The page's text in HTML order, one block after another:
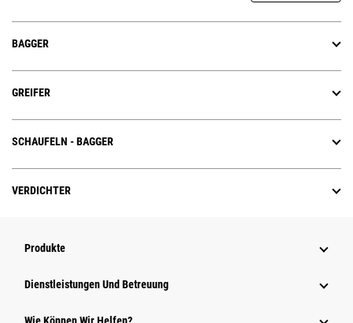
BAGGER
GREIFER
SCHAUFELN - BAGGER
VERDICHTER
Produkte
Dienstleistungen Und Betreuung